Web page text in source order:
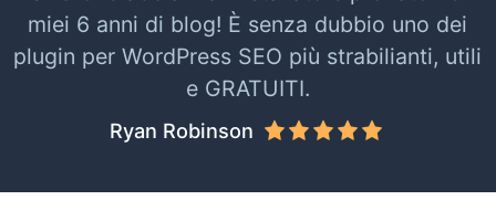
miei 6 anni di blog! È senza dubbio uno dei
plugin per WordPress SEO più strabilianti, utili
e GRATUITI.
Ryan Robinson